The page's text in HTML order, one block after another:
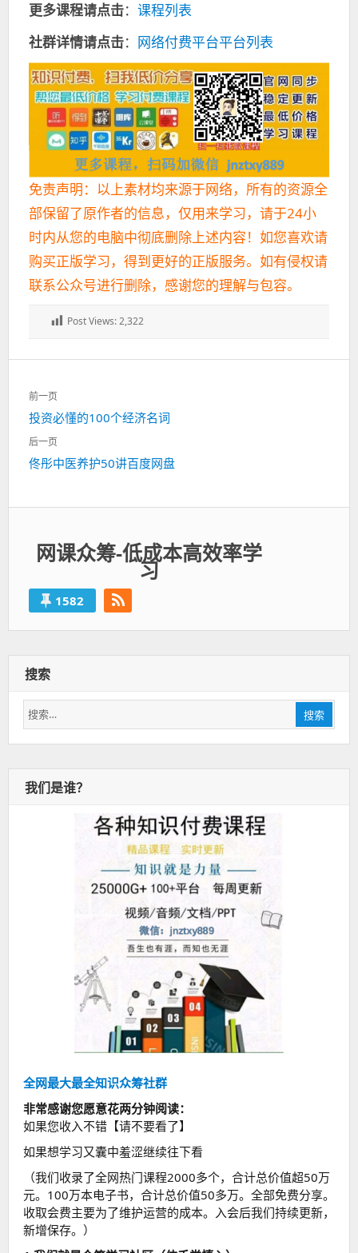
更多课程请点击： 课程列表
社群详情请点击： 网络付费平台平台列表
免责声明：以上素材均来源于网络，所有的资源全
部保留了原作者的信息，仅用来学习，请于24小
时内从您的电脑中彻底删除上述内容！如您喜欢请
购买正版学习，得到更好的正版服务。如有侵权请
联系公众号进行删除，感谢您的理解与包容。
Post Views:2,322
文
章
导
航
前一页
上
一
投资必懂的100个经济名词
后一页
下
佟彤中医养护50讲百度网盘
网课众筹-低成本高效率学
习
1582
搜索
搜
索：
搜索
我们是谁？
全网最大最全知识众筹社群
非常感谢您愿意花两分钟阅读：
如果您收入不错【请不要看了】
如果想学习又囊中羞涩继续往下看
（我们收录了全网热门课程2000多个，合计总价值超50万
元。100万本电子书，合计总价值50多万。全部免费分享。
收取会费主要为了维护运营的成本。入会后我们持续更新，
新增保存。）